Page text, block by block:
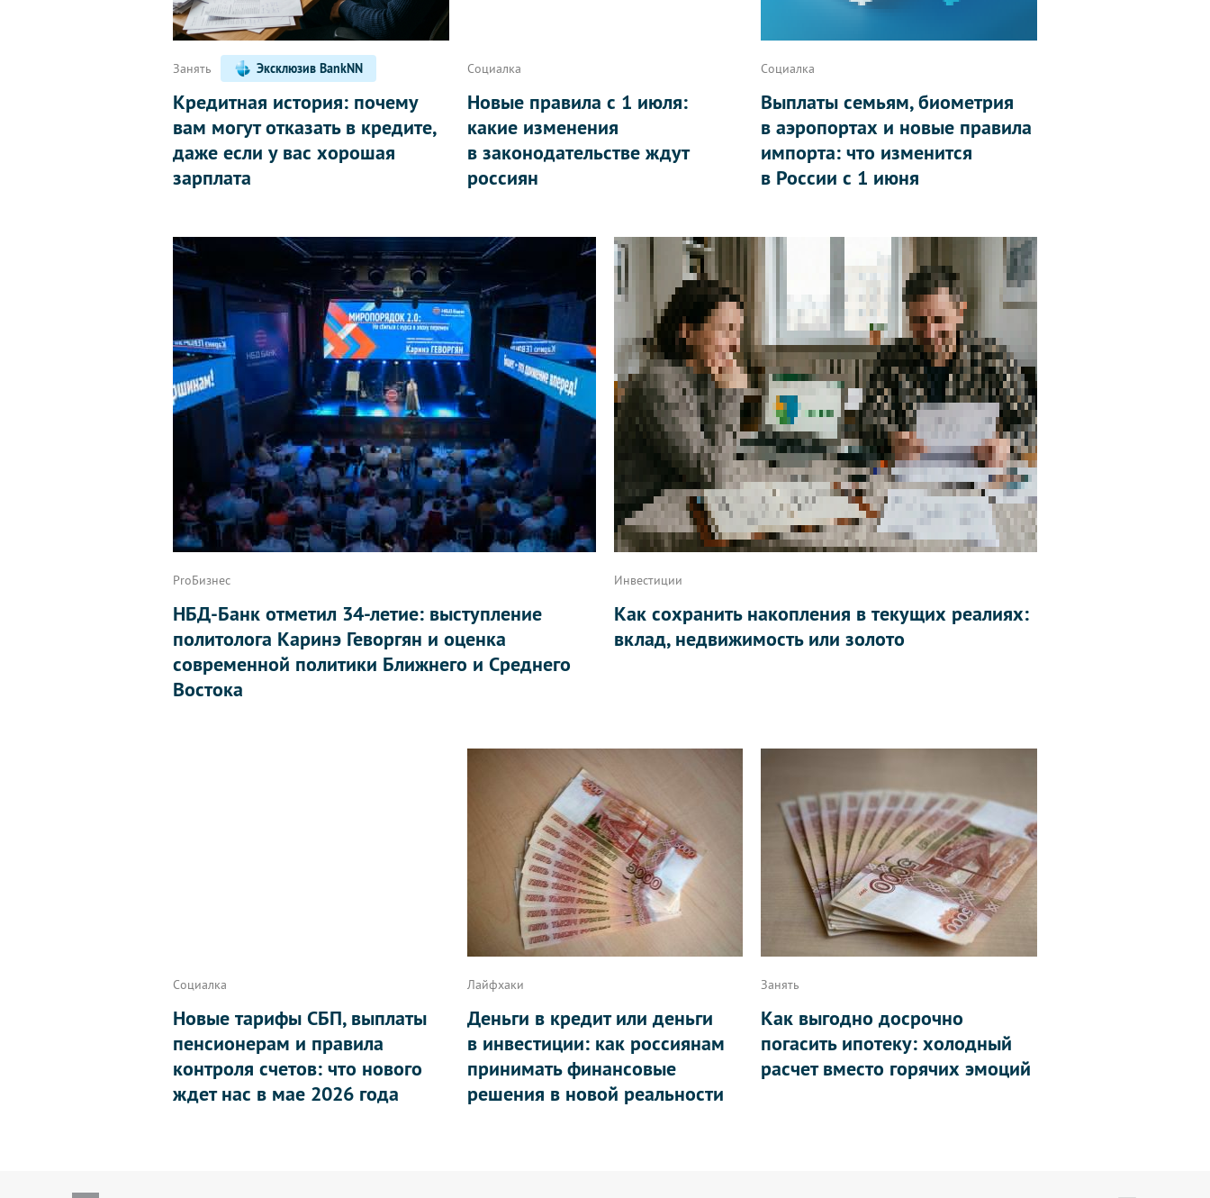
Занять Эксклюзив BankNN
Кредитная история: почему
вам могут отказать в кредите,
даже если у вас хорошая
зарплата
Социалка
Новые правила с 1 июля:
какие изменения
в законодательстве ждут
россиян
Социалка
Выплаты семьям, биометрия
в аэропортах и новые правила
импорта: что изменится
в России с 1 июня
ProБизнес
НБД-Банк отметил 34-летие: выступление
политолога Каринэ Геворгян и оценка
современной политики Ближнего и Среднего
Востока
Инвестиции
Как сохранить накопления в текущих реалиях:
вклад, недвижимость или золото
Социалка
Новые тарифы СБП, выплаты
пенсионерам и правила
контроля счетов: что нового
ждет нас в мае 2026 года
Лайфхаки
Деньги в кредит или деньги
в инвестиции: как россиянам
принимать финансовые
решения в новой реальности
Занять
Как выгодно досрочно
погасить ипотеку: холодный
расчет вместо горячих эмоций